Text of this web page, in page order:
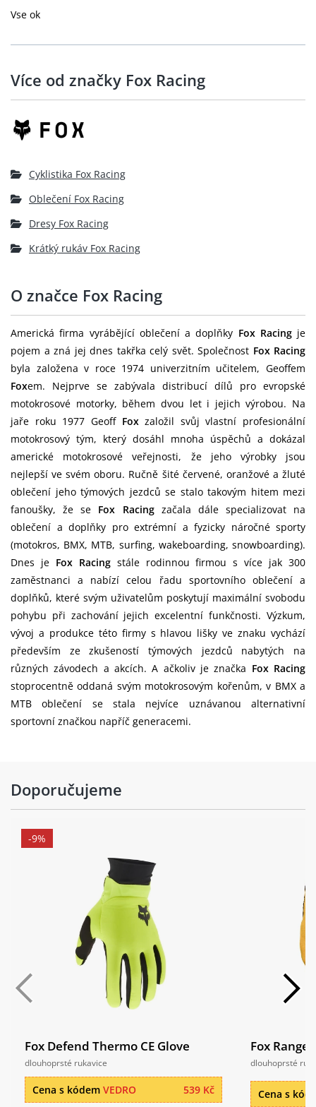
Vse ok
Více od značky Fox Racing
Cyklistika Fox Racing
Oblečení Fox Racing
Dresy Fox Racing
Krátký rukáv Fox Racing
O značce Fox Racing
Americká firma vyrábějící oblečení a doplňky Fox Racingje
pojem a zná jej dnes takřka celý svět. Společnost Fox Racing
byla založena v roce 1974 univerzitním učitelem, Geoffem
Foxem. Nejprve se zabývala distribucí dílů pro evropské
motokrosové motorky, během dvou let i jejich výrobou. Na
jaře roku 1977 Geoff Foxzaložil svůj vlastní profesionální
motokrosový tým, který dosáhl mnoha úspěchů a dokázal
americké motokrosové veřejnosti, že jeho výrobky jsou
nejlepší ve svém oboru. Ručně šité červené, oranžové a žluté
oblečení jeho týmových jezdců se stalo takovým hitem mezi
fanoušky, že se Fox Racingzačala dále specializovat na
oblečení a doplňky pro extrémní a fyzicky náročné sporty
(motokros, BMX, MTB, surfing, wakeboarding, snowboarding).
Dnes je Fox Racingstále rodinnou firmou s více jak 300
zaměstnanci a nabízí celou řadu sportovního oblečení a
doplňků, které svým uživatelům poskytují maximální svobodu
pohybu při zachování jejich excelentní funkčnosti. Výzkum,
vývoj a produkce této firmy s hlavou lišky ve znaku vychází
především ze zkušeností týmových jezdců nabytých na
různých závodech a akcích. A ačkoliv je značka Fox Racing
stoprocentně oddaná svým motokrosovým kořenům, v BMX a
MTB oblečení se stala nejvíce uznávanou alternativní
sportovní značkou napříč generacemi.
Doporučujeme
-9%
Fox Defend Thermo CE Glove
dlouhoprsté rukavice
539 Kč
Cena s kódem VEDRO
Fox
dlouhoprsté
Cena s